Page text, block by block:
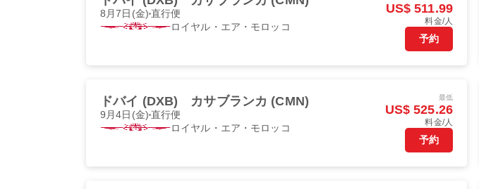
8月7日(金) 直行便
ロイヤル・エア・モロッコ
US$ 511.99
料金/人
予約
ドバイ (DXB) カサブランカ (CMN)
9月4日(金) 直行便
ロイヤル・エア・モロッコ
最低
US$ 525.26
料金/人
予約